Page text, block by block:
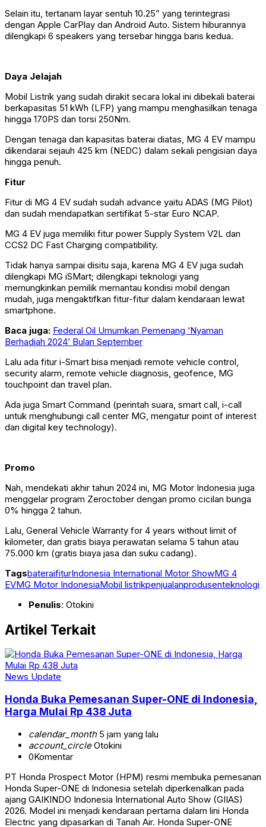
Selain itu, tertanam layar sentuh 10.25” yang terintegrasi
dengan Apple CarPlay dan Android Auto. Sistem hiburannya
dilengkapi 6 speakers yang tersebar hingga baris kedua.
Daya Jelajah
Mobil Listrik yang sudah dirakit secara lokal ini dibekali baterai
berkapasitas 51 kWh (LFP) yang mampu menghasilkan tenaga
hingga 170PS dan torsi 250Nm.
Dengan tenaga dan kapasitas baterai diatas, MG 4 EV mampu
dikendarai sejauh 425 km (NEDC) dalam sekali pengisian daya
hingga penuh.
Fitur
Fitur di MG 4 EV sudah sudah advance yaitu ADAS (MG Pilot)
dan sudah mendapatkan sertifikat 5-star Euro NCAP.
MG 4 EV juga memiliki fitur power Supply System V2L dan
CCS2 DC Fast Charging compatibility.
Tidak hanya sampai disitu saja, karena MG 4 EV juga sudah
dilengkapi MG iSMart; dilengkapi teknologi yang
memungkinkan pemilik memantau kondisi mobil dengan
mudah, juga mengaktifkan fitur-fitur dalam kendaraan lewat
smartphone.
Baca juga: Federal Oil Umumkan Pemenang ‘Nyaman
Berhadiah 2024’ Bulan September
Lalu ada fitur i-Smart bisa menjadi remote vehicle control,
security alarm, remote vehicle diagnosis, geofence, MG
touchpoint dan travel plan.
Ada juga Smart Command (perintah suara, smart call, i-call
untuk menghubungi call center MG, mengatur point of interest
dan digital key technology).
Promo
Nah, mendekati akhir tahun 2024 ini, MG Motor Indonesia juga
menggelar program Zeroctober dengan promo cicilan bunga
0% hingga 2 tahun.
Lalu, General Vehicle Warranty for 4 years without limit of
kilometer, dan gratis biaya perawatan selama 5 tahun atau
75.000 km (gratis biaya jasa dan suku cadang).
TagsbateraifiturIndonesia International Motor ShowMG 4
EVMG Motor IndonesiaMobil listrikpenjualanprodusenteknologi
Penulis: Otokini
Artikel Terkait
News Update
Honda Buka Pemesanan Super-ONE di Indonesia,
Harga Mulai Rp 438 Juta
calendar_month5 jam yang lalu
account_circleOtokini
0Komentar
PT Honda Prospect Motor (HPM) resmi membuka pemesanan
Honda Super-ONE di Indonesia setelah diperkenalkan pada
ajang GAIKINDO Indonesia International Auto Show (GIIAS)
2026. Model ini menjadi kendaraan pertama dalam lini Honda
Electric yang dipasarkan di Tanah Air. Honda Super-ONE